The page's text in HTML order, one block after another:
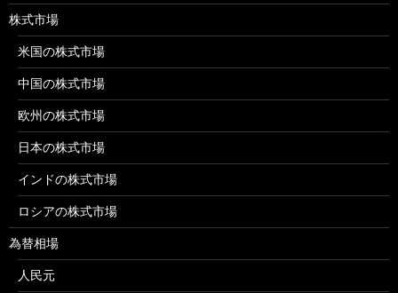
株式市場
米国の株式市場
中国の株式市場
欧州の株式市場
日本の株式市場
インドの株式市場
ロシアの株式市場
為替相場
人民元